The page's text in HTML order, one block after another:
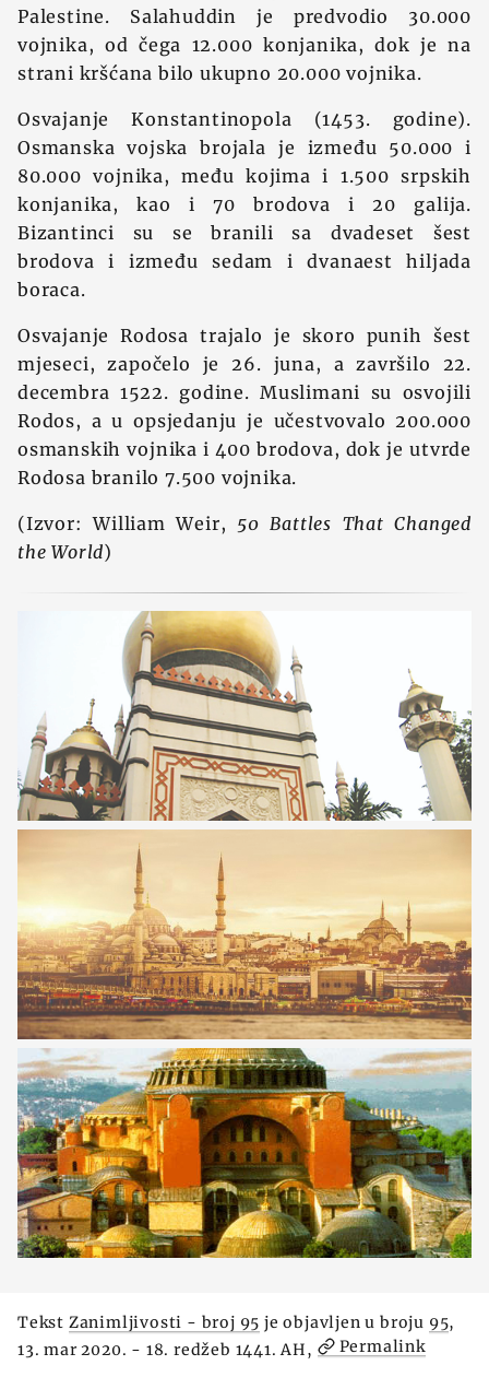
Palestine. Salahuddin je predvodio 30.000
vojnika, od čega 12.000 konjanika, dok je na
strani kršćana bilo ukupno 20.000 vojnika.
Osvajanje Konstantinopola (1453. godine).
Osmanska vojska brojala je između 50.000 i
80.000 vojnika, među kojima i 1.500 srpskih
konjanika, kao i 70 brodova i 20 galija.
Bizantinci su se branili sa dvadeset šest
brodova i između sedam i dvanaest hiljada
boraca.
Osvajanje Rodosa trajalo je skoro punih šest
mjeseci, započelo je 26. juna, a završilo 22.
decembra 1522. godine. Muslimani su osvojili
Rodos, a u opsjedanju je učestvovalo 200.000
osmanskih vojnika i 400 brodova, dok je utvrde
Rodosa branilo 7.500 vojnika.
(Izvor: William Weir, 50 Battles That Changed
the World)
Tekst Zanimljivosti - broj 95 je objavljen u broju 95,
13. mar 2020. - 18. redžeb 1441. AH,
Permalink